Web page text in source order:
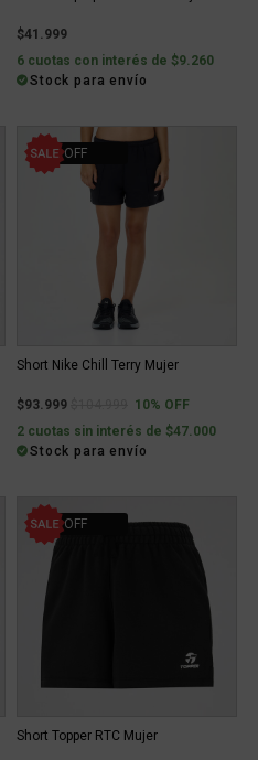
$41.999
6 cuotas con interés de $9.260
Stock para envío
10% OFF
Short Nike Chill Terry Mujer
$93.999 Price reduced from
to10% OFF
2 cuotas sin interés de $47.000
Stock para envío
25% OFF
Short Topper RTC Mujer